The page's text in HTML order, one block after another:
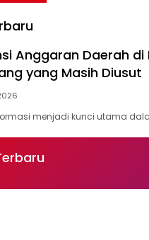
Anggaran Daerah di
yang Masih Diusut
menjadi kunci utama